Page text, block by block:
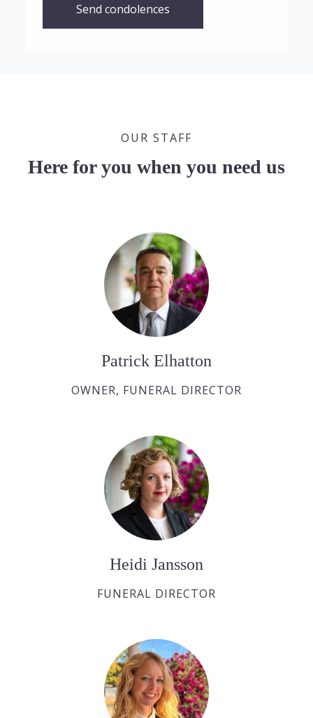
Send condolences
OUR STAFF
Here for you when you need us
Patrick Elhatton
OWNER, FUNERAL DIRECTOR
Heidi Jansson
FUNERAL DIRECTOR